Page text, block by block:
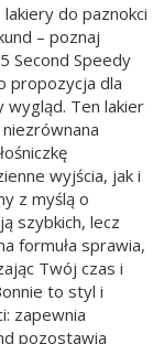
do paznokci
– poznaj
Second Speedy
propozycja dla
Ten lakier
wyjścia, jak i
z myślą o
szybkich, lecz
formuła sprawia,
Twój czas i
to styl i
zapewnia
pozostawia